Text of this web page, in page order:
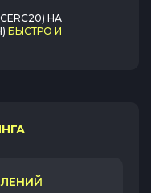
НА
БЫСТРО И